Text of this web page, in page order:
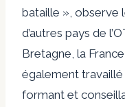
bataille », observe
d’autres pays de
Bretagne, la
également travaillé
formant et